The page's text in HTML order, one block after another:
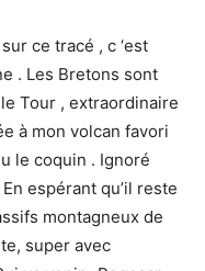
ce tracé , c ‘est
. Les Bretons sont
Tour , extraordinaire
à mon volcan favori
le coquin . Ignoré
espérant qu’il reste
montagneux de
super avec